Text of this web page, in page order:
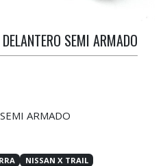
SEMI ARMADO
ARMADO
NISSAN X TRAIL